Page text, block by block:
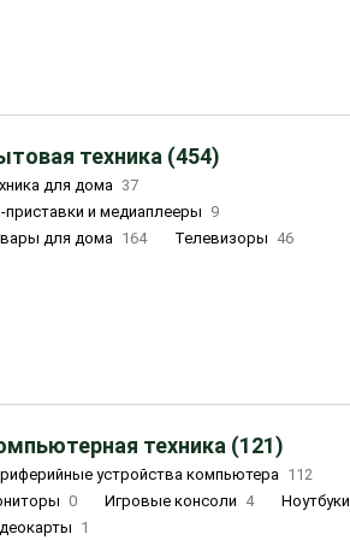
техника (454)
для дома 37
приставки и медиаплееры
9
для дома 164 Телевизоры 46
техника (121)
устройства компьютера 112
0 Игровые консоли 4 Ноутбуки
1